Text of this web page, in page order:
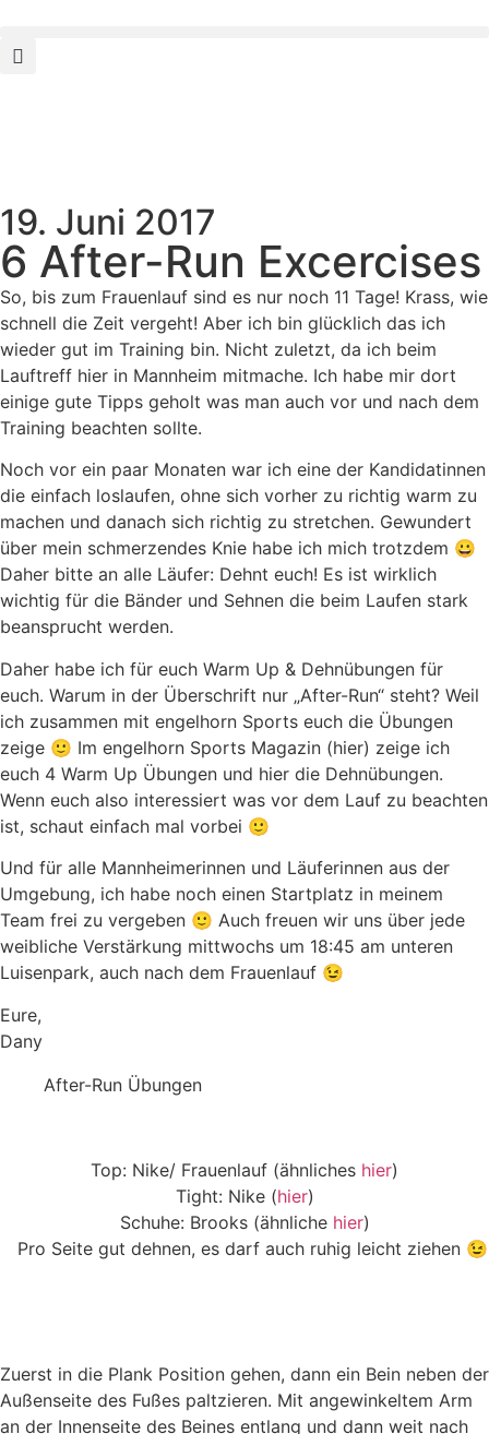
19. Juni 2017
6 After-Run Excercises
So, bis zum Frauenlauf sind es nur noch 11 Tage! Krass, wie
schnell die Zeit vergeht! Aber ich bin glücklich das ich
wieder gut im Training bin. Nicht zuletzt, da ich beim
Lauftreff hier in Mannheim mitmache. Ich habe mir dort
einige gute Tipps geholt was man auch vor und nach dem
Training beachten sollte.
Noch vor ein paar Monaten war ich eine der Kandidatinnen
die einfach loslaufen, ohne sich vorher zu richtig warm zu
machen und danach sich richtig zu stretchen. Gewundert
über mein schmerzendes Knie habe ich mich trotzdem 😀
Daher bitte an alle Läufer: Dehnt euch! Es ist wirklich
wichtig für die Bänder und Sehnen die beim Laufen stark
beansprucht werden.
Daher habe ich für euch Warm Up & Dehnübungen für
euch. Warum in der Überschrift nur „After-Run“ steht? Weil
ich zusammen mit engelhorn Sports euch die Übungen
zeige 🙂 Im engelhorn Sports Magazin (hier) zeige ich
euch 4 Warm Up Übungen und hier die Dehnübungen.
Wenn euch also interessiert was vor dem Lauf zu beachten
ist, schaut einfach mal vorbei 🙂
Und für alle Mannheimerinnen und Läuferinnen aus der
Umgebung, ich habe noch einen Startplatz in meinem
Team frei zu vergeben 🙂 Auch freuen wir uns über jede
weibliche Verstärkung mittwochs um 18:45 am unteren
Luisenpark, auch nach dem Frauenlauf 😉
Eure,
Dany
After-Run Übungen
Top: Nike/ Frauenlauf (ähnliches hier)
Tight: Nike (hier)
Schuhe: Brooks (ähnliche hier)
Pro Seite gut dehnen, es darf auch ruhig leicht ziehen 😉
Zuerst in die Plank Position gehen, dann ein Bein neben der
Außenseite des Fußes paltzieren. Mit angewinkeltem Arm
an der Innenseite des Beines entlang und dann weit nach